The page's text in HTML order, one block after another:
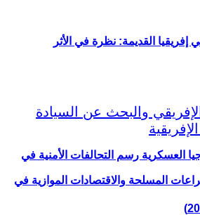
العسكرية رسم التحالفات الأمنية في
إفريقيا القديمة: نظرة في الأثر
المسلحة والاقتصادات الموازية في